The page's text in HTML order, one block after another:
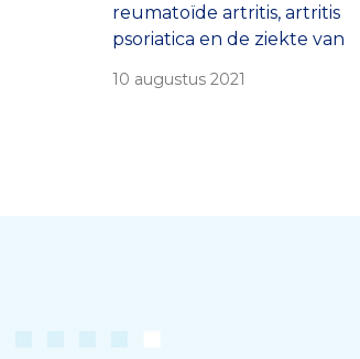
reumatoïde artritis, artritis
psoriatica en de ziekte van
met hun vruchtbaarheid.
10 augustus 2021